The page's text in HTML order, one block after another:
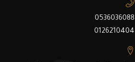
0536036088
0126210404